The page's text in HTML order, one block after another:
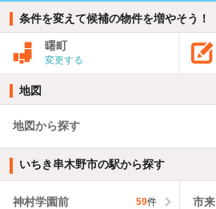
条件を変えて候補の物件を増やそう！
曙町
変更する
地図
地図から探す
いちき串木野市の駅から探す
神村学園前 59件 市来